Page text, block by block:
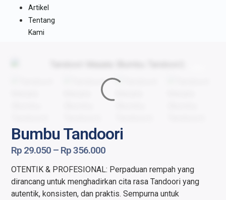
Artikel
Tentang
Kami
Bumbu Tandoori
Rp 29.050 – Rp356.000
OTENTIK & PROFESIONAL: Perpaduan rempah yang
dirancang untuk menghadirkan cita rasa Tandoori yang
autentik, konsisten, dan praktis. Sempurna untuk